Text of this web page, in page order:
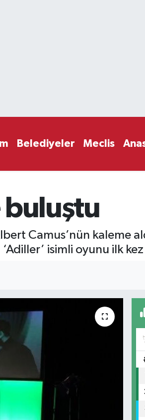
Belediyeler Meclis
buluştu
Camus’nün kaleme
isimli oyunu ilk